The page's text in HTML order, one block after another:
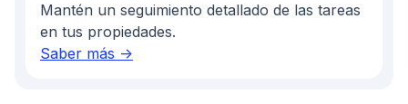
Mantén un seguimiento detallado de las tareas
en tus propiedades.
Saber más ->